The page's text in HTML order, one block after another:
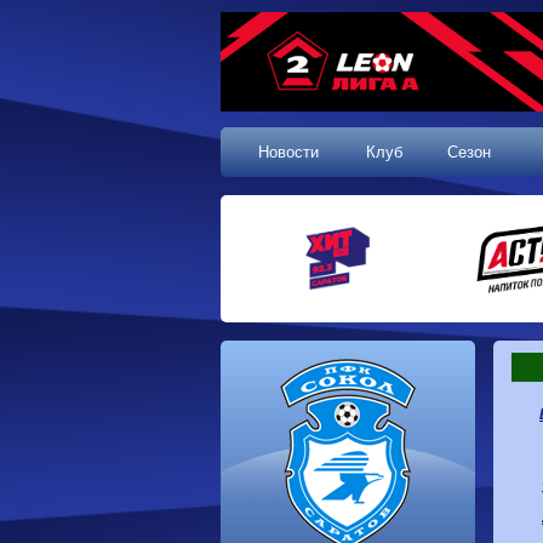
Новости Клуб Сезон
1 тур, 19.07.2026
1-1
Калуга
Динамо
0-0
Волгарь
0-0
Динамо-Брянск
2-1
Алания
1-2 Сибирь